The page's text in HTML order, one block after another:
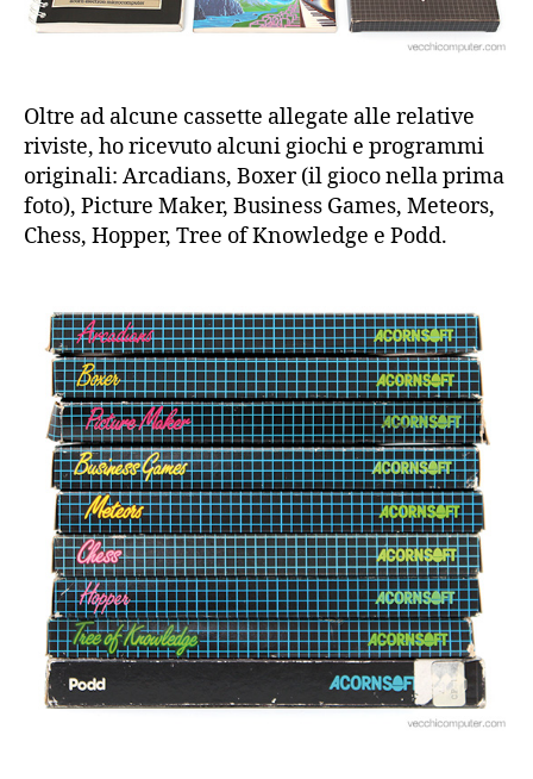
Oltre ad alcune cassette allegate alle relative
riviste, ho ricevuto alcuni giochi e programmi
originali: Arcadians, Boxer (il gioco nella prima
foto), Picture Maker, Business Games, Meteors,
Chess, Hopper, Tree of Knowledge e Podd.